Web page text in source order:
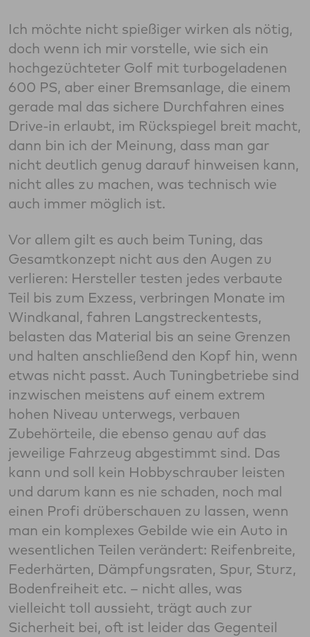
Ich möchte nicht spießiger wirken als nötig,
doch wenn ich mir vorstelle, wie sich ein
hochgezüchteter Golf mit turbogeladenen
600 PS, aber einer Bremsanlage, die einem
gerade mal das sichere Durchfahren eines
Drive-in erlaubt, im Rückspiegel breit macht,
dann bin ich der Meinung, dass man gar
nicht deutlich genug darauf hinweisen kann,
nicht alles zu machen, was technisch wie
auch immer möglich ist.
Vor allem gilt es auch beim Tuning, das
Gesamtkonzept nicht aus den Augen zu
verlieren: Hersteller testen jedes verbaute
Teil bis zum Exzess, verbringen Monate im
Windkanal, fahren Langstreckentests,
belasten das Material bis an seine Grenzen
und halten anschließend den Kopf hin, wenn
etwas nicht passt. Auch Tuningbetriebe sind
inzwischen meistens auf einem extrem
hohen Niveau unterwegs, verbauen
Zubehörteile, die ebenso genau auf das
jeweilige Fahrzeug abgestimmt sind. Das
kann und soll kein Hobbyschrauber leisten
und darum kann es nie schaden, noch mal
einen Profi drüberschauen zu lassen, wenn
man ein komplexes Gebilde wie ein Auto in
wesentlichen Teilen verändert: Reifenbreite,
Federhärten, Dämpfungsraten, Spur, Sturz,
Bodenfreiheit etc. – nicht alles, was
vielleicht toll aussieht, trägt auch zur
Sicherheit bei, oft ist leider das Gegenteil